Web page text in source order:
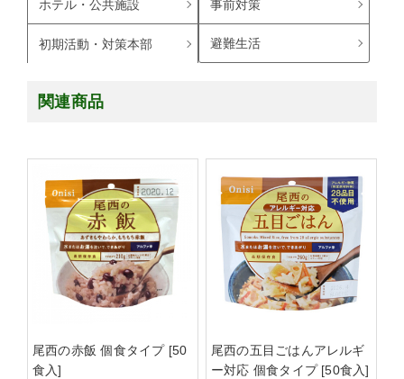
ホテル・公共施設 事前対策
初期活動・対策本部 避難生活
関連商品
尾西の赤飯 個食タイプ [50
食入]
尾西の五目ごはんアレルギ
ー対応 個食タイプ [50食入]